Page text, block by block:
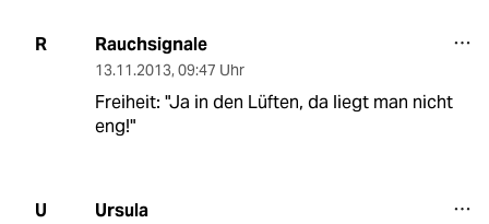
R Rauchsignale
13.11.2013, 09:47 Uhr
Freiheit: "Ja in den Lüften, da liegt man nicht
eng!"
U Ursula